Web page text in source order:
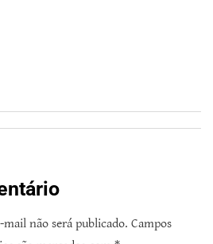
mail não será publicado. Campos